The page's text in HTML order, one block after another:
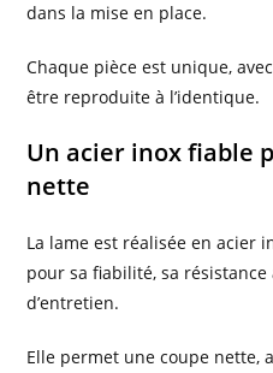
dans la mise en place.
Chaque pièce est unique,
être reproduite à l’identique.
Un acier inox fiable
nette
La lame est réalisée en acier
pour sa fiabilité, sa
d’entretien.
Elle permet une coupe nette,